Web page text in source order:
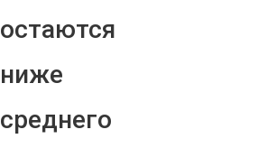
остаются
ниже
среднего